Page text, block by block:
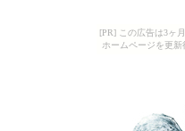
[PR] この広告は3ヶ
ホームページを更